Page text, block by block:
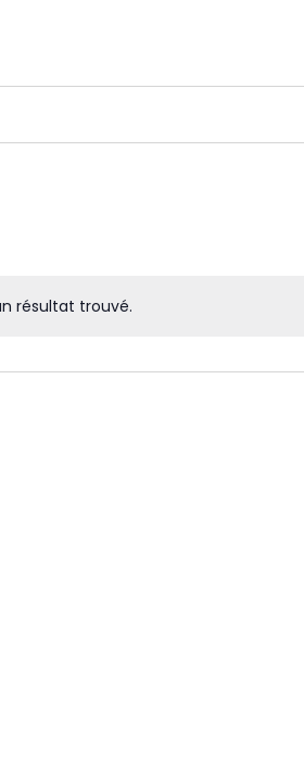
résultat trouvé.